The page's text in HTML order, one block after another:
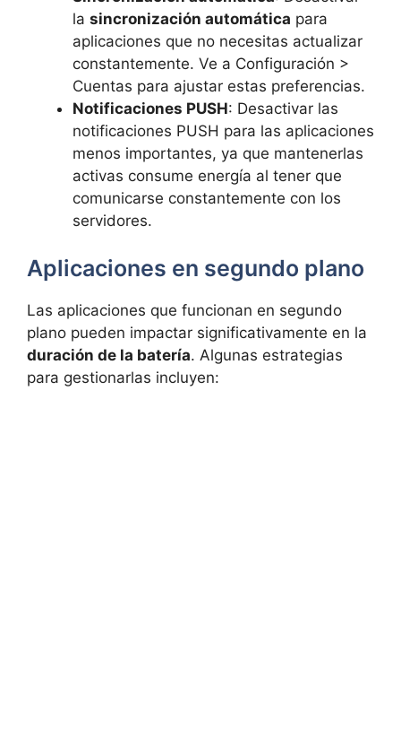
la sincronización automática para
aplicaciones que no necesitas actualizar
constantemente. Ve a Configuración >
Cuentas para ajustar estas preferencias.
Notificaciones PUSH: Desactivar las
notificaciones PUSH para las aplicaciones
menos importantes, ya que mantenerlas
activas consume energía al tener que
comunicarse constantemente con los
servidores.
Aplicaciones en segundo plano
Las aplicaciones que funcionan en segundo
plano pueden impactar significativamente en la
duración de la batería. Algunas estrategias
para gestionarlas incluyen: